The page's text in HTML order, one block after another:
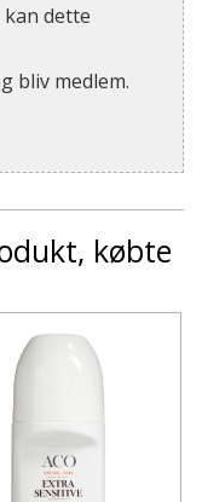
dette
bliv medlem.
købte